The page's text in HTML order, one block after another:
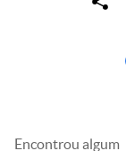
Encontrou algum